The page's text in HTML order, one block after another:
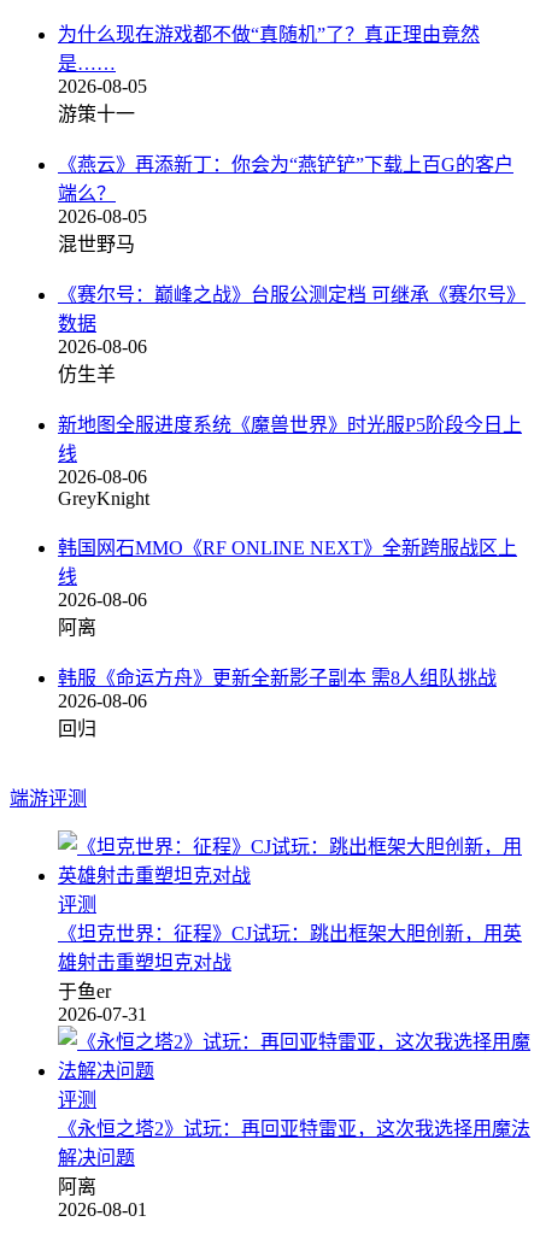
为什么现在游戏都不做“真随机”了？真正理由竟然
是……
2026-08-05
游策十一
《燕云》再添新丁：你会为“燕铲铲”下载上百G的客户
端么？
2026-08-05
混世野马
《赛尔号：巅峰之战》台服公测定档 可继承《赛尔号》
数据
2026-08-06
仿生羊
新地图全服进度系统《魔兽世界》时光服P5阶段今日上
线
2026-08-06
GreyKnight
韩国网石MMO《RF ONLINE NEXT》全新跨服战区上
线
2026-08-06
阿离
韩服《命运方舟》更新全新影子副本 需8人组队挑战
2026-08-06
回归
端游评测
评测
《坦克世界：征程》CJ试玩：跳出框架大胆创新，用英
雄射击重塑坦克对战
于鱼er
2026-07-31
评测
《永恒之塔2》试玩：再回亚特雷亚，这次我选择用魔法
解决问题
阿离
2026-08-01